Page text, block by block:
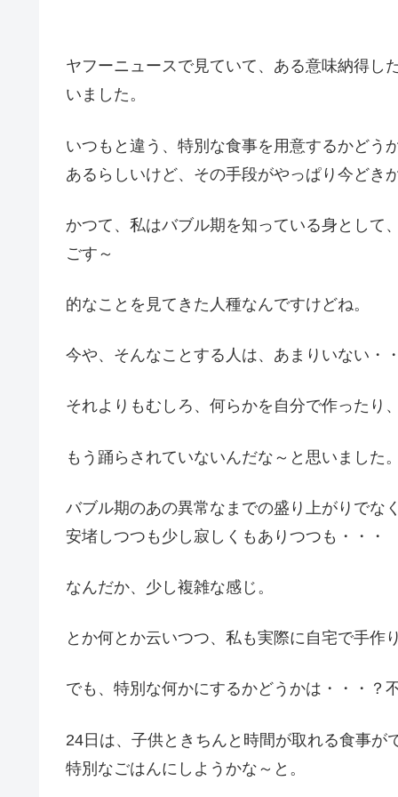
ヤフーニュースで見ていて、ある意味納得し
いました。
いつもと違う、特別な食事を用意するかどう
あるらしいけど、その手段がやっぱり今どき
かつて、私はバブル期を知っている身として
ごす～
的なことを見てきた人種なんですけどね。
今や、そんなことする人は、あまりいない・
それよりもむしろ、何らかを自分で作ったり
もう踊らされていないんだな～と思いました
バブル期のあの異常なまでの盛り上がりでな
安堵しつつも少し寂しくもありつつも・・・
なんだか、少し複雑な感じ。
とか何とか云いつつ、私も実際に自宅で手作
でも、特別な何かにするかどうかは・・・？
24日は、子供ときちんと時間が取れる食事
特別なごはんにしようかな～と。